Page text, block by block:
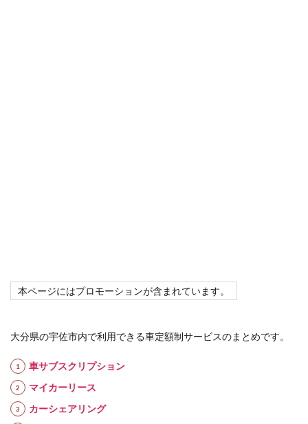
本ページにはプロモーションが含まれています。
大分県の宇佐市内で利用できる車定額制サービスのまとめです。
車サブスクリプション
マイカーリース
カーシェアリング